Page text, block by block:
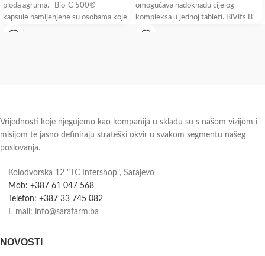
ploda agruma. Bio-C 500®
kapsule namijenjene su osobama koje
osjećaju
omogućava nadoknadu cijelog
kompleksa u jednoj tableti. BiVits B
complex sadrži aktivni oblik folne
Vrijednosti koje njegujemo kao kompanija u skladu su s našom vizijom i
misijom te jasno definiraju strateški okvir u svakom segmentu našeg
poslovanja.
Kolodvorska 12 "TC Intershop", Sarajevo
Mob: +387 61 047 568
Telefon: +387 33 745 082
E mail: info@sarafarm.ba
NOVOSTI